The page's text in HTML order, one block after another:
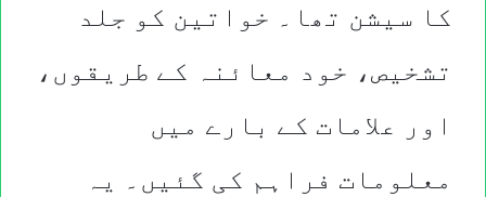
کا سیشن تھا۔ خواتین کو جلد
تشخیص، خود معائنہ کے طریقوں،
اور علامات کے بارے میں
معلومات فراہم کی گئیں۔ یہ